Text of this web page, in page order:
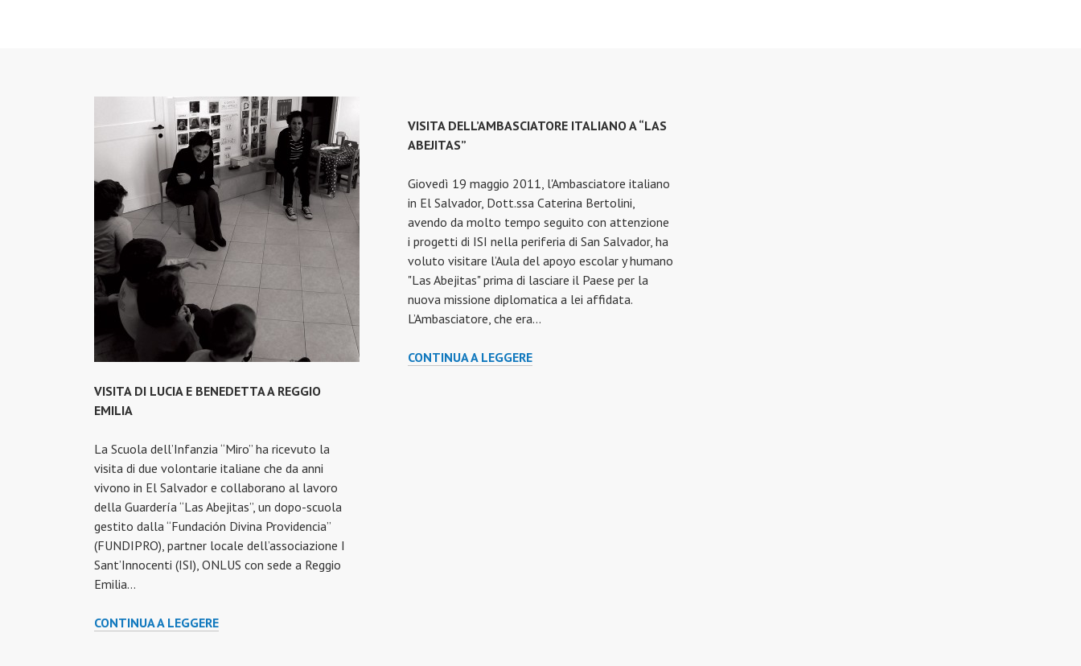
VISITA DI LUCIA E BENEDETTA A REGGIO
EMILIA
La Scuola dell’Infanzia “Miro” ha ricevuto la
visita di due volontarie italiane che da anni
vivono in El Salvador e collaborano al lavoro
della Guardería “Las Abejitas”, un dopo-scuola
gestito dalla “Fundación Divina Providencia”
(FUNDIPRO), partner locale dell’associazione I
Sant’Innocenti (ISI), ONLUS con sede a Reggio
Emilia…
CONTINUA A LEGGEREVISITA
VISITA DELL’AMBASCIATORE ITALIANO A “LAS
ABEJITAS”
Giovedì 19 maggio 2011, l'Ambasciatore italiano
in El Salvador, Dott.ssa Caterina Bertolini,
avendo da molto tempo seguito con attenzione
i progetti di ISI nella periferia di San Salvador, ha
voluto visitare l’Aula del apoyo escolar y humano
"Las Abejitas" prima di lasciare il Paese per la
nuova missione diplomatica a lei affidata.
L’Ambasciatore, che era…
CONTINUA A LEGGEREVISITA